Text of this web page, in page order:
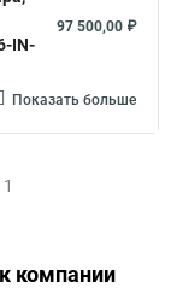
IN-
97 500,00 ₽
Показать больше
1
компании